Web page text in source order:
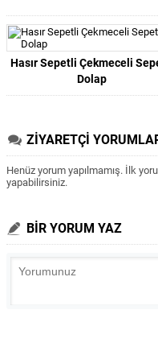
Hasır Sepetli Çekmeceli
Dolap
ZİYARETÇİ
Henüz yorum yapılmamış. İlk
yapabilirsiniz.
BİR YORUM YAZ